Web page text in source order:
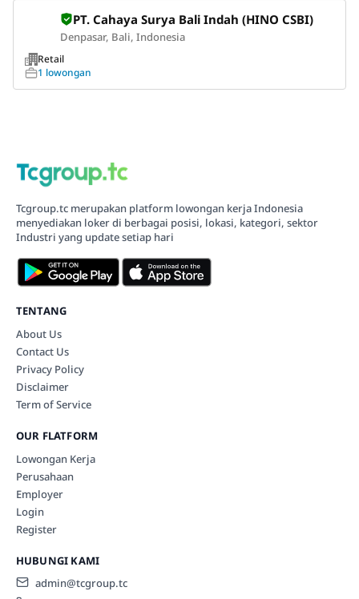
PT. Cahaya Surya Bali Indah (HINO CSBI)
Denpasar, Bali, Indonesia
Retail
1 lowongan
Tcgroup.tc merupakan platform lowongan kerja Indonesia
menyediakan loker di berbagai posisi, lokasi, kategori, sektor
Industri yang update setiap hari
TENTANG
About Us
Contact Us
Privacy Policy
Disclaimer
Term of Service
OUR FLATFORM
Lowongan Kerja
Perusahaan
Employer
Login
Register
HUBUNGI KAMI
admin@tcgroup.tc